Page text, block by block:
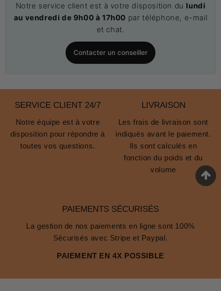
Notre service client est à votre disposition du lundi
au vendredi de 9h00 à 17h00 par téléphone, e-mail
et chat.
Contacter un conseiller
SERVICE CLIENT 24/7
Notre équipe est à votre
disposition pour répondre à
toutes vos questions.
LIVRAISON
Les frais de livraison sont
indiqués avant le paiement.
Ils sont calculés en
fonction du poids et du
volume
PAIEMENTS SÉCURISÉS
La gestion de nos paiements en ligne sont 100%
Sécurisés avec Stripe et Paypal.
PAIEMENT EN 4X POSSIBLE